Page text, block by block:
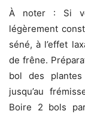
À noter : Si
légèrement
séné, à l’effet
de frêne.
bol des plantes
jusqu’au
Boire 2 bols